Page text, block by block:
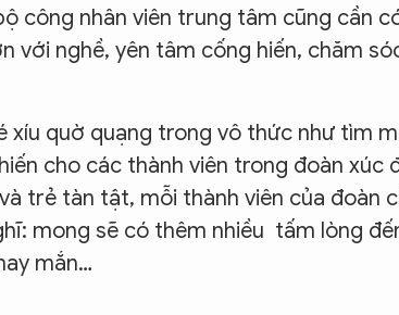
công nhân viên trung tâm cũng cần
với nghề, yên tâm cống hiến, chăm
xíu quờ quạng trong vô thức như tìm
cho các thành viên trong đoàn xúc
trẻ tàn tật, mỗi thành viên của đoàn
mong sẽ có thêm nhiều tấm lòng
mắn…